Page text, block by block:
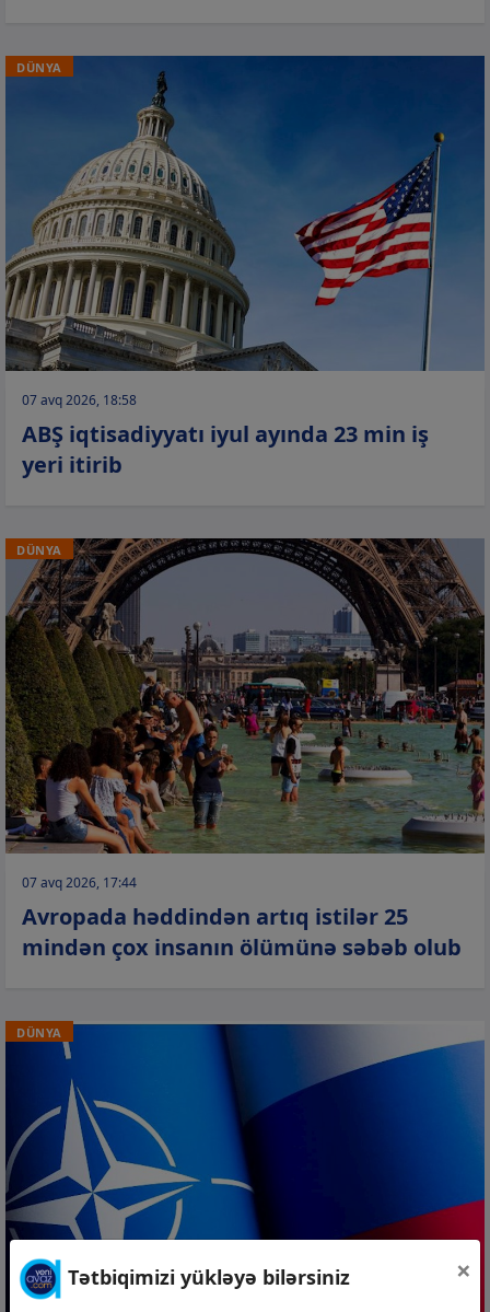
DÜNYA
07 avq 2026, 18:58
ABŞ iqtisadiyyatı iyul ayında 23 min iş
yeri itirib
DÜNYA
07 avq 2026, 17:44
Avropada həddindən artıq istilər 25
mindən çox insanın ölümünə səbəb olub
DÜNYA
Tətbiqimizi yükləyə bilərsiniz ×